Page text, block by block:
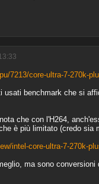
7213/core-ultra-7-270k-
usati benchmark che si
che con l'H264,
è più limitato (credo sia
intel-core-ultra-7-270k-
ma sono conversioni